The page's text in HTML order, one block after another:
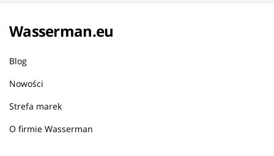
Wasserman.eu
Blog
Nowości
Strefa marek
O firmie Wasserman